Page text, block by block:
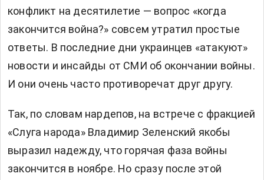
конфликт на десятилетие — вопрос «когда
закончится война?» совсем утратил простые
ответы. В последние дни украинцев «атакуют»
новости и инсайды от СМИ об окончании войны.
И они очень часто противоречат друг другу.
Так, по словам нардепов, на встрече с фракцией
«Слуга народа» Владимир Зеленский якобы
выразил надежду, что горячая фаза войны
закончится в ноябре. Но сразу после этой